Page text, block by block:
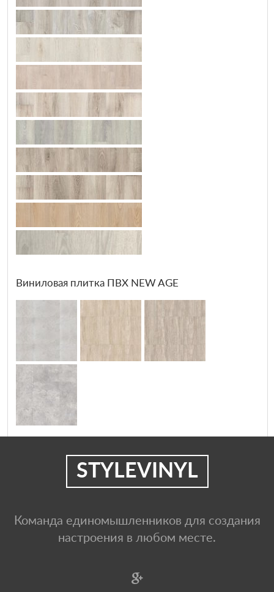
Виниловая плитка ПВХ NEW AGE
STYLEVINYL
Команда единомышленников для создания
настроения в любом месте.